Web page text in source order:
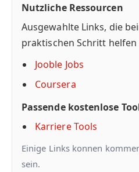
Nutzliche Ressourcen
Ausgewahlte Links, die
praktischen Schritt
Jooble Jobs
Coursera
Passende kostenlose
Karriere Tools
Einige Links konnen
sein.